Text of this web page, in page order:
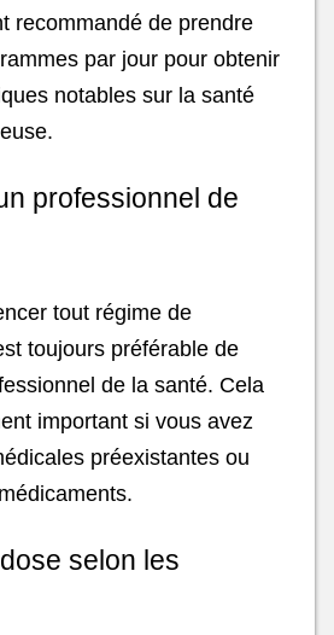
recommandé de prendre
par jour pour obtenir
notables sur la santé
professionnel de
tout régime de
toujours préférable de
de la santé. Cela
important si vous avez
préexistantes ou
selon les